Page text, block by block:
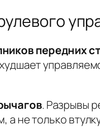
передних
. Разрывы
не только